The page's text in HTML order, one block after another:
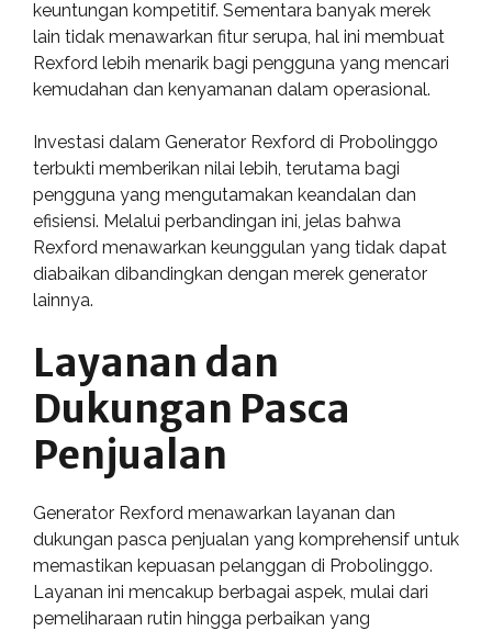
keuntungan kompetitif. Sementara banyak merek
lain tidak menawarkan fitur serupa, hal ini membuat
Rexford lebih menarik bagi pengguna yang mencari
kemudahan dan kenyamanan dalam operasional.
Investasi dalam Generator Rexford di Probolinggo
terbukti memberikan nilai lebih, terutama bagi
pengguna yang mengutamakan keandalan dan
efisiensi. Melalui perbandingan ini, jelas bahwa
Rexford menawarkan keunggulan yang tidak dapat
diabaikan dibandingkan dengan merek generator
lainnya.
Layanan dan
Dukungan Pasca
Penjualan
Generator Rexford menawarkan layanan dan
dukungan pasca penjualan yang komprehensif untuk
memastikan kepuasan pelanggan di Probolinggo.
Layanan ini mencakup berbagai aspek, mulai dari
pemeliharaan rutin hingga perbaikan yang